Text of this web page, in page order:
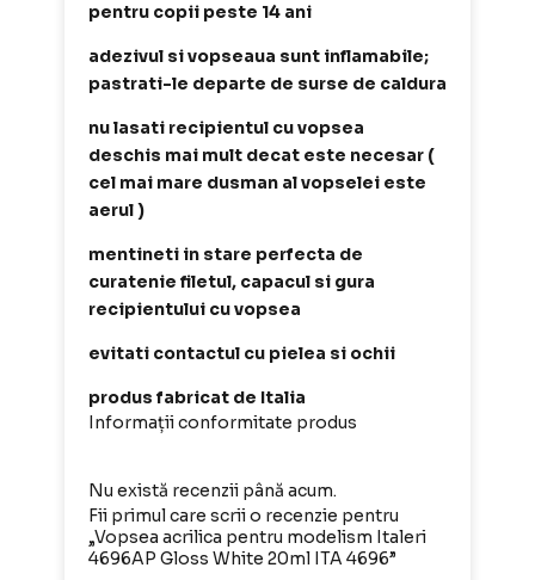
pentru copii peste 14 ani
adezivul si vopseaua sunt inflamabile;
pastrati-le departe de surse de caldura
nu lasati recipientul cu vopsea
deschis mai mult decat este necesar (
cel mai mare dusman al vopselei este
aerul )
mentineti in stare perfecta de
curatenie filetul, capacul si gura
recipientului cu vopsea
evitati contactul cu pielea si ochii
produs fabricat de Italia
Informații conformitate produs
Nu există recenzii până acum.
Fii primul care scrii o recenzie pentru
„Vopsea acrilica pentru modelism Italeri
4696AP Gloss White 20ml ITA 4696”